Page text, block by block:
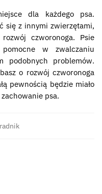
dla każdego psa.
się z innymi zwierzętami,
czworonoga. Psie
w zwalczaniu
podobnych problemów.
o rozwój czworonoga
pewnością będzie miało
psa.